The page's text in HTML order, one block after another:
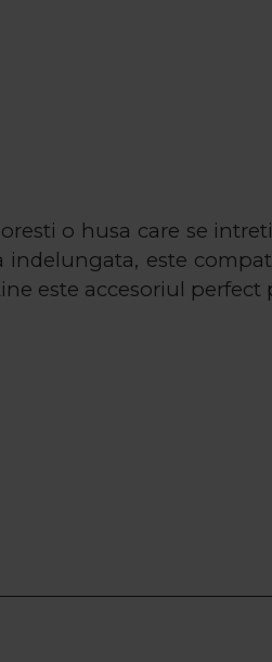
o husa care se
indelungata, este
este accesoriul perfect